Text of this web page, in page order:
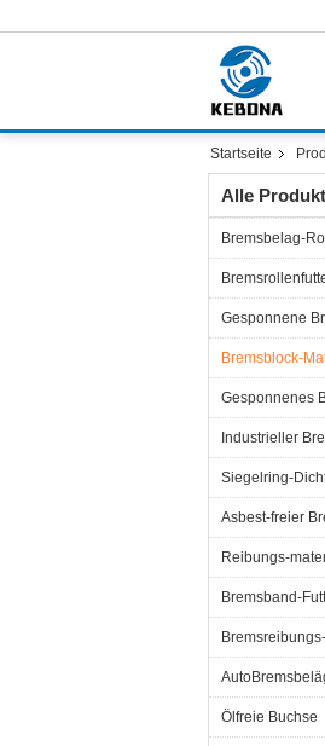
Startseite
Alle
Bremsbelag-
Gesponnene
Bremsblock-
Gesponnenes
Industrieller
Siegelring-
Asbest-freier
Reibungs-
Bremsband-
Ölfreie Buchse